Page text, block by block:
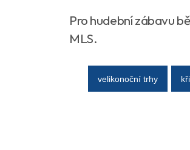
Pro hudební zábavu
MLS.
velikonoční trhy